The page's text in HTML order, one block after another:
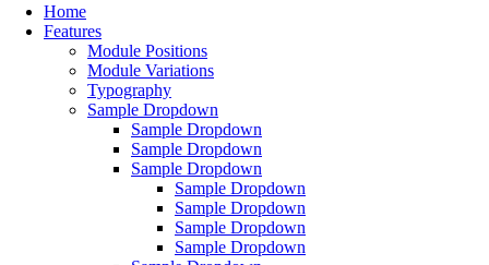
Home
Features
Module Positions
Module Variations
Typography
Sample Dropdown
Sample Dropdown
Sample Dropdown
Sample Dropdown
Sample Dropdown
Sample Dropdown
Sample Dropdown
Sample Dropdown